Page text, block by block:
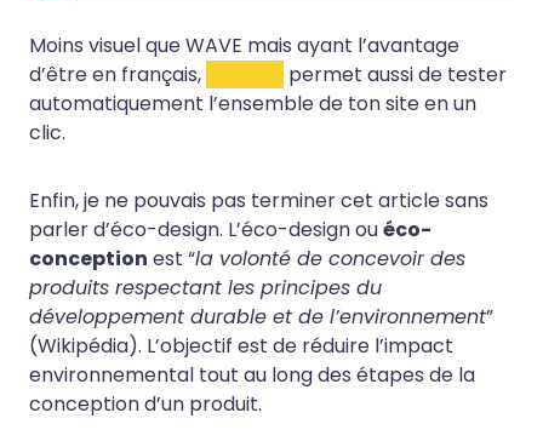
Moins visuel que WAVE mais ayant l’avantage
d’être en français,
permet aussi de tester
automatiquement l’ensemble de ton site en un
clic.
Enfin, je ne pouvais pas terminer cet article sans
parler d’éco-design. L’éco-design ouéco-
conception est “la volonté de concevoir des
produits respectant les principes du
développement durable et de l’environnement”
(Wikipédia). L’objectif est de réduire l’impact
environnemental tout au long des étapes de la
conception d’un produit.